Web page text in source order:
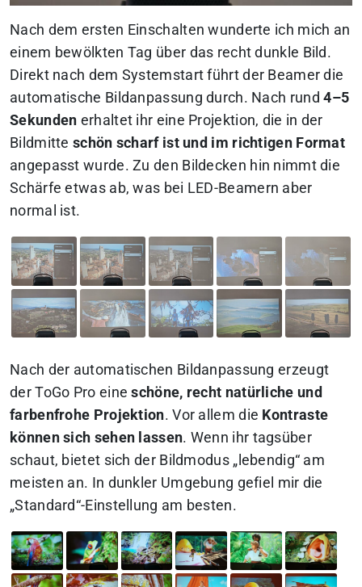
Nach dem ersten Einschalten wunderte ich mich an
einem bewölkten Tag über das recht dunkle Bild.
Direkt nach dem Systemstart führt der Beamer die
automatische Bildanpassung durch. Nach rund 4–5
Sekunden erhaltet ihr eine Projektion, die in der
Bildmitte schön scharf ist und im richtigen Format
angepasst wurde. Zu den Bildecken hin nimmt die
Schärfe etwas ab, was bei LED-Beamern aber
normal ist.
Nach der automatischen Bildanpassung erzeugt
der ToGo Pro eine schöne, recht natürliche und
farbenfrohe Projektion. Vor allem die Kontraste
können sich sehen lassen. Wenn ihr tagsüber
schaut, bietet sich der Bildmodus „lebendig“ am
meisten an. In dunkler Umgebung gefiel mir die
„Standard“-Einstellung am besten.